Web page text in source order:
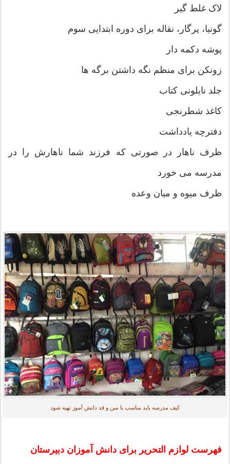
لاک غلط گیر
گونیا، پرگار، نقاله برای دوره ابتدایی سوم
پوشه دکمه دار
زونکن برای منظم نگه داشتن برگه ها
جلد نایلونی کتاب
کاغذ شطرنجی
دفترچه يادداشت
ظرف ناهار در صورتی که فرزند شما ناهارش را در
مدرسه می خورد
ظرف میوه و میان وعده
کیف مدرسه باید مناسب با سن و قد دانش آموز تهیه شود
فهرست لوازم التحریر برای دانش آموزان دبیرستان